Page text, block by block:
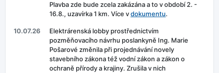
Plavba zde bude zcela zakázána a to v období 2. -
16.8., uzavírka 1 km. Více vdokumentu.
10.07.26
Elektrárenská lobby prostřednictvím
pozměňovacího návrhu poslankyně Ing. Marie
Pošarové změnila při projednávání novely
stavebního zákona též vodní zákon a zákon o
ochraně přírody a krajiny. Zrušila v nich